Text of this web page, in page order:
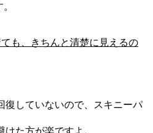
も、きちんと清楚に見えるの
復していないので、スキニーパ
た方が楽ですよ。